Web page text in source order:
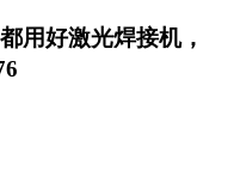
用好激光焊接机，